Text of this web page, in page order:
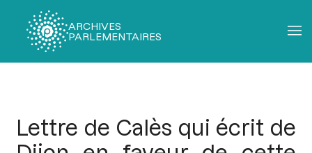
ARCHIVES
PARLEMENTAIRES
Lettre de Calès qui écrit de